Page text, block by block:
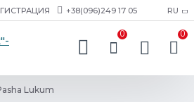
+38(096)249 17 05 RU
0 0
Lukum